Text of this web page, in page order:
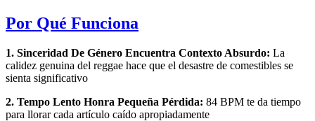
Por Qué Funciona
1. Sinceridad De Género Encuentra Contexto Absurdo: La
calidez genuina del reggae hace que el desastre de comestibles se
sienta significativo
2. Tempo Lento Honra Pequeña Pérdida: 84 BPM te da tiempo
para llorar cada artículo caído apropiadamente